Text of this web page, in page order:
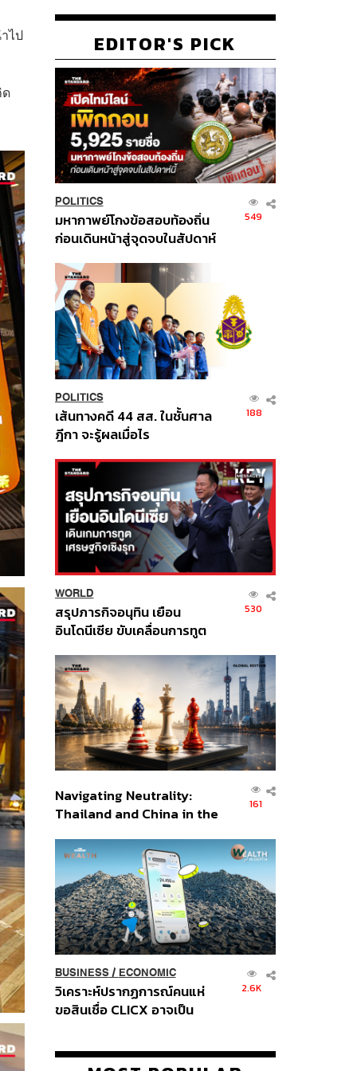
ไป
EDITOR'S PICK
POLITICS
มหากาพย์โกงข้อสอบท้องถิ่น
ก่อนเดินหน้าสู่จุดจบในสัปดาห์
549
POLITICS
เส้นทางคดี 44 สส. ในชั้นศาล
ฎีกา จะรู้ผลเมื่อไร
188
WORLD
สรุปภารกิจอนุทิน เยือน
อินโดนีเซีย ขับเคลื่อนการทูต
ส่วนยุทธศาสตร์ไทย –
อินโดนีเซีย
530
Navigating Neutrality:
Thailand and China in the
Order
161
BUSINESS/ ECONOMIC
วิเคราะห์ปรากฏการณ์คนแห่
ขอสินเชื่อ CLICX อาจเป็น
ปัญหาหนี้ครัวเรือนไทยที่ถูกซุก
2.6K